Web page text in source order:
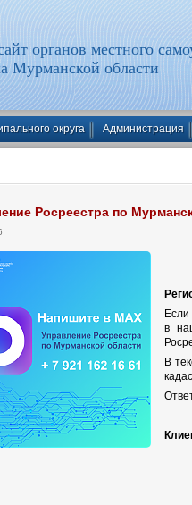
органов местного
Мурманской области
округа Администрация
Росреестра по
в
В